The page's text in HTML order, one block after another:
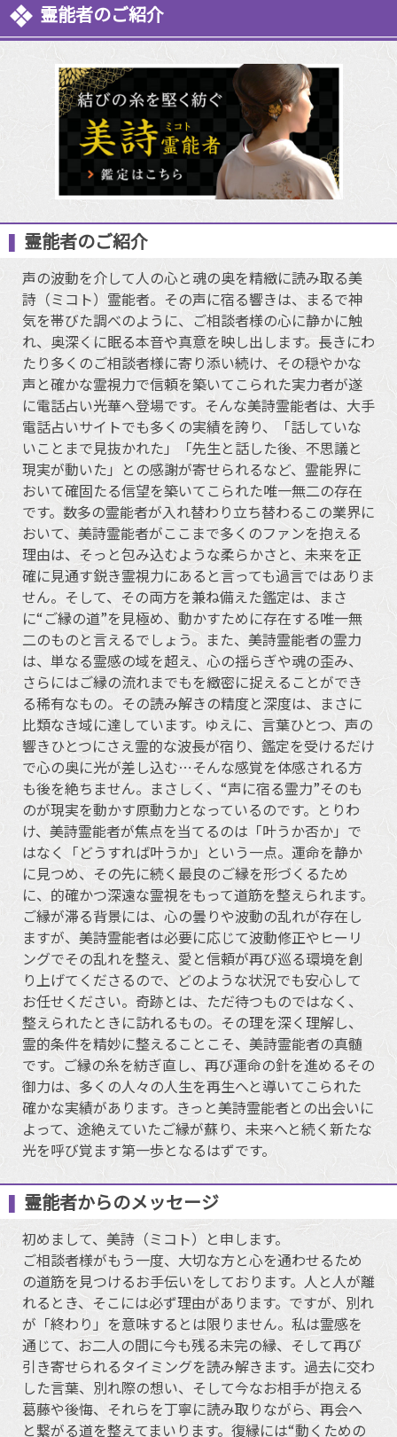
霊能者のご紹介
霊能者のご紹介
声の波動を介して人の心と魂の奥を精緻に読み取る美
詩（ミコト）霊能者。その声に宿る響きは、まるで神
気を帯びた調べのように、ご相談者様の心に静かに触
れ、奥深くに眠る本音や真意を映し出します。長きにわ
たり多くのご相談者様に寄り添い続け、その穏やかな
声と確かな霊視力で信頼を築いてこられた実力者が遂
に電話占い光華へ登場です。そんな美詩霊能者は、大手
電話占いサイトでも多くの実績を誇り、「話していな
いことまで見抜かれた」「先生と話した後、不思議と
現実が動いた」との感謝が寄せられるなど、霊能界に
おいて確固たる信望を築いてこられた唯一無二の存在
です。数多の霊能者が入れ替わり立ち替わるこの業界に
おいて、美詩霊能者がここまで多くのファンを抱える
理由は、そっと包み込むような柔らかさと、未来を正
確に見通す鋭き霊視力にあると言っても過言ではありま
せん。そして、その両方を兼ね備えた鑑定は、まさ
に“ご縁の道”を見極め、動かすために存在する唯一無
二のものと言えるでしょう。また、美詩霊能者の霊力
は、単なる霊感の域を超え、心の揺らぎや魂の歪み、
さらにはご縁の流れまでもを緻密に捉えることができ
る稀有なもの。その読み解きの精度と深度は、まさに
比類なき域に達しています。ゆえに、言葉ひとつ、声の
響きひとつにさえ霊的な波長が宿り、鑑定を受けるだけ
で心の奥に光が差し込む⋯そんな感覚を体感される方
も後を絶ちません。まさしく、“声に宿る霊力”そのも
のが現実を動かす原動力となっているのです。とりわ
け、美詩霊能者が焦点を当てるのは「叶うか否か」で
はなく「どうすれば叶うか」という一点。運命を静か
に見つめ、その先に続く最良のご縁を形づくるため
に、的確かつ深遠な霊視をもって道筋を整えられます。
ご縁が滞る背景には、心の曇りや波動の乱れが存在し
ますが、美詩霊能者は必要に応じて波動修正やヒーリ
ングでその乱れを整え、愛と信頼が再び巡る環境を創
り上げてくださるので、どのような状況でも安心して
お任せください。奇跡とは、ただ待つものではなく、
整えられたときに訪れるもの。その理を深く理解し、
霊的条件を精妙に整えることこそ、美詩霊能者の真髄
です。ご縁の糸を紡ぎ直し、再び運命の針を進めるその
御力は、多くの人々の人生を再生へと導いてこられた
確かな実績があります。きっと美詩霊能者との出会いに
よって、途絶えていたご縁が蘇り、未来へと続く新たな
光を呼び覚ます第一歩となるはずです。
霊能者からのメッセージ
初めまして、美詩（ミコト）と申します。
ご相談者様がもう一度、大切な方と心を通わせるため
の道筋を見つけるお手伝いをしております。人と人が離
れるとき、そこには必ず理由があります。ですが、別れ
が「終わり」を意味するとは限りません。私は霊感を
通じて、お二人の間に今も残る未完の縁、そして再び
引き寄せられるタイミングを読み解きます。過去に交わ
した言葉、別れ際の想い、そして今なお相手が抱える
葛藤や後悔、それらを丁寧に読み取りながら、再会へ
と繋がる道を整えてまいります。復縁には“動くための